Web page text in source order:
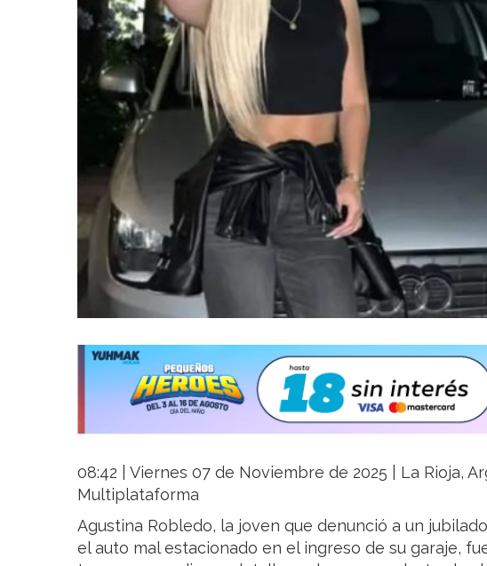
08:42 | Viernes 07 de Noviembre de 2025 | La Rioja,
Multiplataforma
Agustina Robledo, la joven que denunció a un
el auto mal estacionado en el ingreso de su garaje,